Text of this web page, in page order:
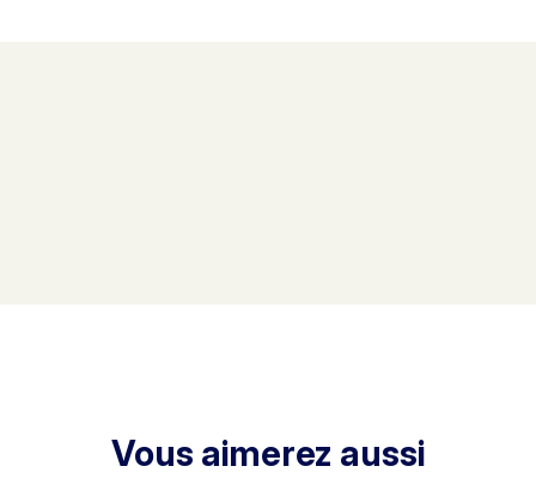
Vous aimerez aussi